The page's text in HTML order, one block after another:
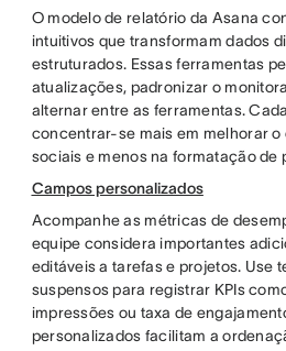
O modelo de relatório da Asana
intuitivos que transformam dados
estruturados. Essas ferramentas
atualizações, padronizar o
alternar entre as ferramentas.
concentrar-se mais em melhorar
sociais e menos na formatação de
Campos personalizados
Acompanhe as métricas de
equipe considera importantes
editáveis a tarefas e projetos. Use
suspensos para registrar KPIs
impressões ou taxa de
personalizados facilitam a